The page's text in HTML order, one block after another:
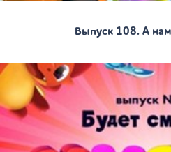
Выпуск 108. А